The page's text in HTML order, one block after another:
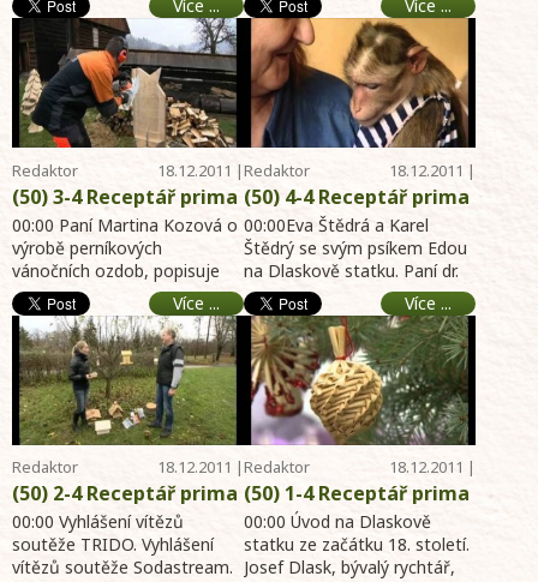
přípravcích na ochranu
rostlin - Výsev rostlin s
dlouhou vegetační
dobou - internet archiv
hobby magazín 8.1.2012
- zahrada, dům,
vysílá dodnes ...
Více ... Více ...
Redaktor
Telereceptáře
18.12.2011 |
11:11
(50) 3-4 Receptář prima
nápadů online - Perník
jako vánoční ozdoba -
Martin Komárek vyrábí
kometu motorovou
pilou - Rostliny spojené
s Vánocemi - online
archiv hobby portál
18.12.2011 - zahrada,
dům, byt, chalupa
00:00 Paní Martina Kozová o
výrobě perníkových
vánočních ozdob, popisuje
recept na perníkové těsto.
Recept na zdobení bílo ...
Více ...
Redaktor
Telereceptáře
18.12.2011 |
11:11
(50) 4-4 Receptář prima
nápadů online - Karel
Štědrý s manželkou a
psím členem
domácnosti - Co by pes
neměl a mohl k
Vánocům - Chov opičky
- online archiv hobby
portál 18.12.2011 -
zahrada, dům, byt,
chalupa
00:00Eva Štědrá a Karel
Štědrý se svým psíkem Edou
na Dlaskově statku. Paní dr.
Michaela Rýdlová o
vánočních dobrotách a ...
Více ...
Redaktor
Telereceptáře
18.12.2011 |
11:10
(50) 2-4 Receptář prima
nápadů online -
Vyhlášení vítězů
soutěží - dTest a
00:00 Vyhlášení vítězů
soutěže TRIDO. Vyhlášení
vítězů soutěže Sodastream.
Redaktor
Telereceptáře
18.12.2011 |
11:10
(50) 1-4 Receptář prima
nápadů online - Vánoce
na Dlaskově statku -
Živý vánoční strom -
00:00 Úvod na Dlaskově
statku ze začátku 18. století.
Josef Dlask, bývalý rychtář,